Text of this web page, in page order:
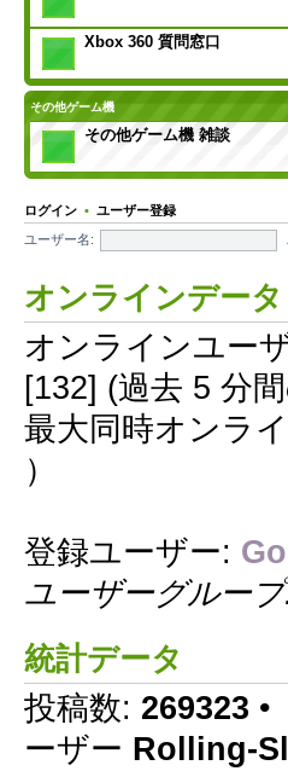
Xbox 360 質問窓口
その他ゲーム機
その他ゲーム機 雑談
ログイン • ユーザー登録
ユーザー名:
オンラインデータ
オンラインユー
[132] (過去 5 分
最大同時オンラ
）
登録ユーザー:
ユーザーグルー
統計データ
投稿数: 269323 •
ーザー Rolling-